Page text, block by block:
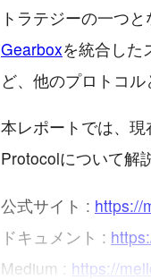
トラテジーの一つ
Gearboxを統合した
ど、他のプロトコル
本レポートでは、
Protocolについて解
公式サイト : https://
ドキュメント :
Medium : https://